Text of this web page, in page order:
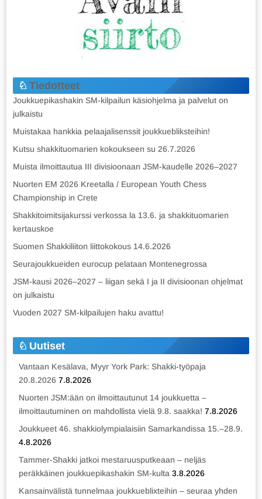
Tiedotteet
Joukkuepikashakin SM-kilpailun käsiohjelma ja palvelut on
julkaistu
Muistakaa hankkia pelaajalisenssit joukkuebliksteihin!
Kutsu shakkituomarien kokoukseen su 26.7.2026
Muista ilmoittautua III divisioonaan JSM-kaudelle 2026–2027
Nuorten EM 2026 Kreetalla / European Youth Chess
Championship in Crete
Shakkitoimitsijakurssi verkossa la 13.6. ja shakkituomarien
kertauskoe
Suomen Shakkiliiton liittokokous 14.6.2026
Seurajoukkueiden eurocup pelataan Montenegrossa
JSM-kausi 2026–2027 – liigan sekä I ja II divisioonan ohjelmat
on julkaistu
Vuoden 2027 SM-kilpailujen haku avattu!
Uutiset
Vantaan Kesälava, Myyr York Park: Shakki-työpaja
20.8.2026 7.8.2026
Nuorten JSM:ään on ilmoittautunut 14 joukkuetta –
ilmoittautuminen on mahdollista vielä 9.8. saakka! 7.8.2026
Joukkueet 46. shakkiolympialaisiin Samarkandissa 15.–28.9.
4.8.2026
Tammer-Shakki jatkoi mestaruusputkeaan – neljäs
peräkkäinen joukkuepikashakin SM-kulta 3.8.2026
Kansainvälistä tunnelmaa joukkueblixteihin – seuraa yhden